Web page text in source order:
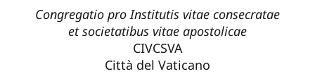
Congregatio pro Institutis vitae consecratae
et societatibus vitae apostolicae
CIVCSVA
Città del Vaticano